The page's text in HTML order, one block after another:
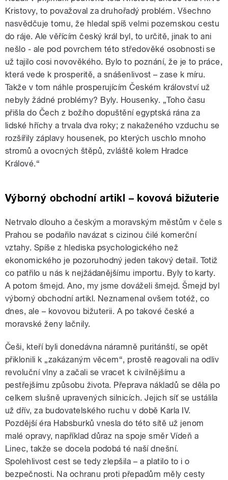
Kristovy, to považoval za druhořadý problém. Všechno
nasvědčuje tomu, že hledal spíš velmi pozemskou cestu
do ráje. Ale věřícím český král byl, to určitě, jinak to ani
nešlo - ale pod povrchem této středověké osobnosti se
už tajilo cosi novověkého. Bylo to poznání, že je to práce,
která vede k prosperitě, a snášenlivost – zase k míru.
Takže v tom náhle prosperujícím Českém království už
nebyly žádné problémy? Byly. Housenky. „Toho času
přišla do Čech z božího dopuštění egyptská rána za
lidské hříchy a trvala dva roky; z nakaženého vzduchu se
rozšířily záplavy housenek, po kterých uschlo mnoho
stromů a ovocných štěpů, zvláště kolem Hradce
Králové.“
Výborný obchodní artikl – kovová bižuterie
Netrvalo dlouho a českým a moravským městům v čele s
Prahou se podařilo navázat s cizinou čilé komerční
vztahy. Spíše z hlediska psychologického než
ekonomického je pozoruhodný jeden takový detail. Totiž
co patřilo u nás k nejžádanějšímu importu. Byly to karty.
A potom šmejd. Ano, my jsme dováželi šmejd. Šmejd byl
výborný obchodní artikl. Neznamenal ovšem totéž, co
dnes, ale – kovovou bižuterii. A po takové české a
moravské ženy lačnily.
Češi, kteří byli donedávna náramně puritánští, se opět
přiklonili k „zakázaným věcem“, prostě reagovali na odliv
revoluční vlny a začali se vracet k civilnějšímu a
pestřejšímu způsobu života. Přeprava nákladů se děla po
celkem slušně upravených silnicích. Jejich síť se ustálila
už dřív, za budovatelského ruchu v době Karla IV.
Pozdější éra Habsburků vnesla do této sítě už jenom
malé opravy, například důraz na spoje směr Vídeň a
Linec, takže se docela podobá té naší dnešní.
Spolehlivost cest se tedy zlepšila – a platilo to i o
bezpečnosti. Na ochranu proti přepadům měly cesty